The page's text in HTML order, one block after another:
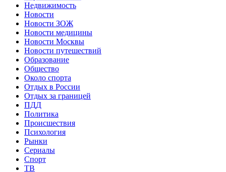
Недвижимость
Новости
Новости ЗОЖ
Новости медицины
Новости Москвы
Новости путешествий
Образование
Общество
Около спорта
Отдых в России
Отдых за границей
ПДД
Политика
Происшествия
Психология
Рынки
Сериалы
Спорт
ТВ